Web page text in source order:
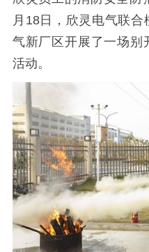
月18日，欣灵电气联
气新厂区开展了一场别
活动。